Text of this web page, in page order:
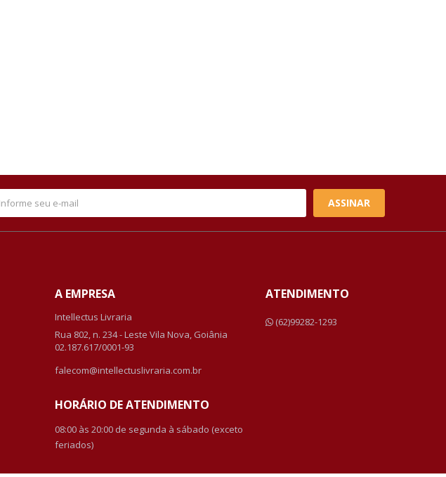
ASSINAR
A EMPRESA
Intellectus Livraria
Rua 802, n. 234 - Leste Vila Nova, Goiânia
02.187.617/0001-93
falecom@intellectuslivraria.com.br
HORÁRIO DE ATENDIMENTO
08:00 às 20:00 de segunda à sábado (exceto
feriados)
ATENDIMENTO
(62)99282-1293